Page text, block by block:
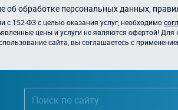
об обработке персональных данных,
с 152-ФЗ с целью оказания услуг, необходимо
цены и услуги не являются офертой!
сайта, вы соглашаетесь с